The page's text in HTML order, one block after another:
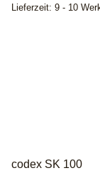
Lieferzeit: 9 - 10
codex SK 100